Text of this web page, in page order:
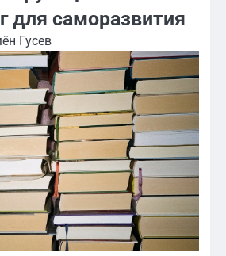
для саморазвития
Гусев